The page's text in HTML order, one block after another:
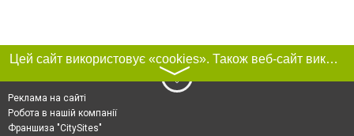
Цей сайт використовує «cookies». Також веб-сайт використовує інтернет-сервіс для збору технічних даних стосовно відвідувачів з метою отримання маркетингової та статистичної інформації. Умови обробки даних відвідувачів сайту див.
〉
Реклама на сайті
Робота в нашій компанії
Франшиза "CitySites"